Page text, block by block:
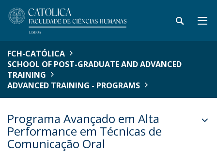
FCH-CATÓLICA
SCHOOL OF POST-GRADUATE AND ADVANCED
TRAINING
ADVANCED TRAINING - PROGRAMS
Programa Avançado em Alta
Performance em Técnicas de
Comunicação Oral